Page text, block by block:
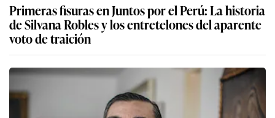
Primeras fisuras en Juntos por el Perú: La historia
de Silvana Robles y los entretelones del aparente
voto de traición